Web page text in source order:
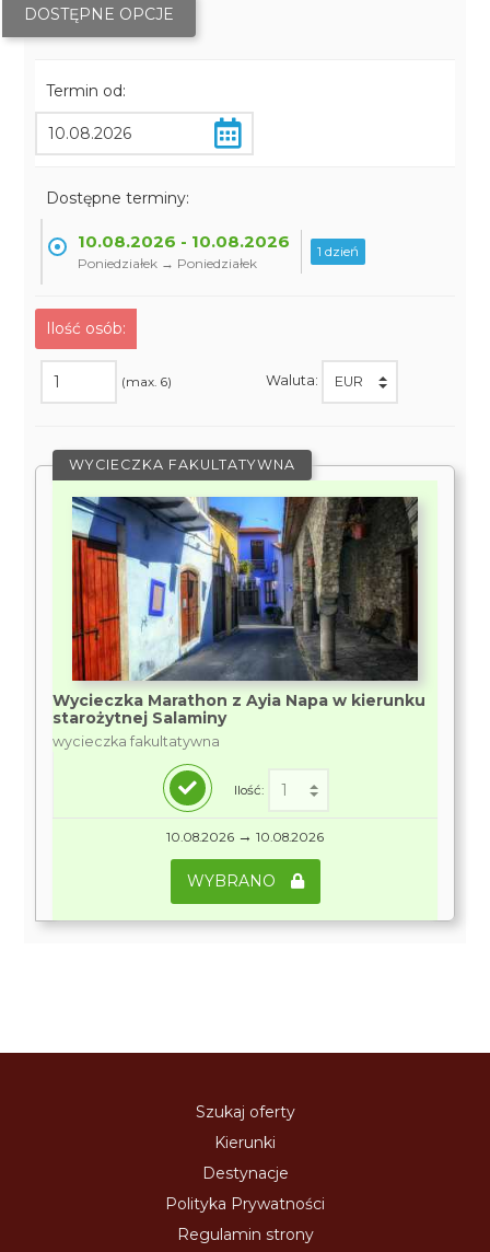
DOSTĘPNE OPCJE
Termin od:
Dostępne terminy:
10.08.2026 - 10.08.2026
Poniedziałek → Poniedziałek
1 dzień
Ilość osób:
(max. 6) Waluta:
WYCIECZKA FAKULTATYWNA
Wycieczka Marathon z Ayia Napa w kierunku
starożytnej Salaminy
wycieczka fakultatywna
Ilość:
10.08.2026 → 10.08.2026
WYBRANO
Szukaj oferty
Kierunki
Destynacje
Polityka Prywatności
Regulamin strony